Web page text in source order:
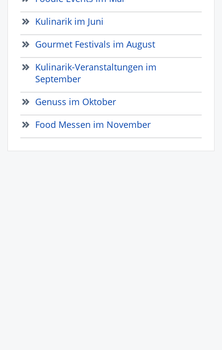
Kulinarik im Juni
Gourmet Festivals im August
Kulinarik-Veranstaltungen im
September
Genuss im Oktober
Food Messen im November